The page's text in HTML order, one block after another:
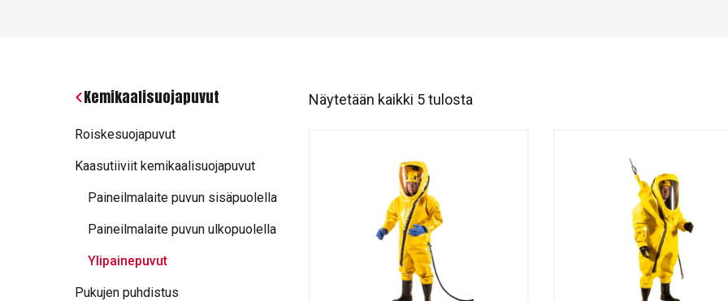
Kemikaalisuojapuvut
Roiskesuojapuvut
Kaasutiiviit kemikaalisuojapuvut
Paineilmalaite puvun sisäpuolella
Paineilmalaite puvun ulkopuolella
Ylipainepuvut
Pukujen puhdistus
Näytetään kaikki 5 tulosta